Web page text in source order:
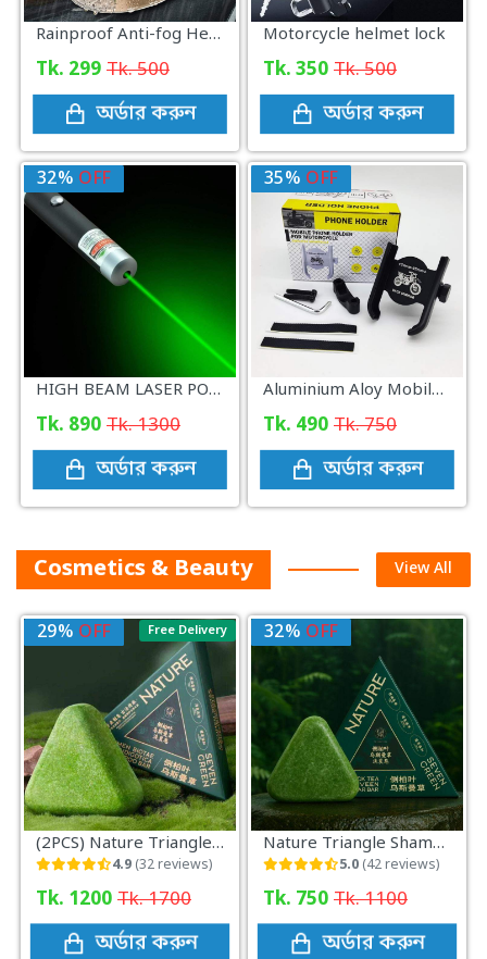
Rainproof Anti-fog Helmet Patch
Tk. 299 Tk. 500
অর্ডার করুন
Motorcycle helmet lock
Tk. 350 Tk. 500
অর্ডার করুন
32% OFF
HIGH BEAM LASER POINTER
Tk. 890 Tk. 1300
অর্ডার করুন
35% OFF
Aluminium Aloy Mobile Phone Holder For Motorcycle
Tk. 490 Tk. 750
অর্ডার করুন
Cosmetics & Beauty View All
Free Delivery
29% OFF
(2PCS) Nature Triangle Shampoo Bar
4.9 (32 reviews)
Tk. 1200 Tk. 1700
অর্ডার করুন
32% OFF
Nature Triangle Shampoo Bar
5.0 (42 reviews)
Tk. 750 Tk. 1100
অর্ডার করুন